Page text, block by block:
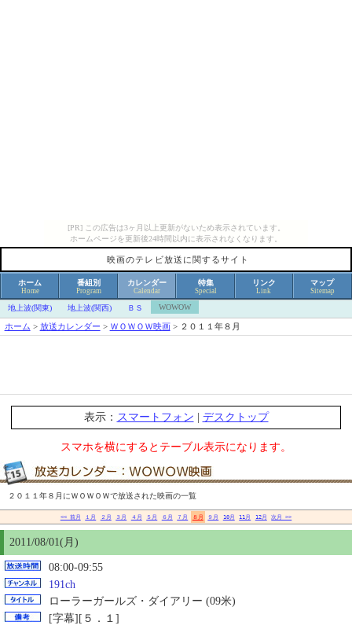
[PR] この広告は3ヶ月以上更新がないため表示されています。
ホームページを更新後24時間以内に表示されなくなります。
映画のテレビ放送に関するサイト
ホーム
Home
番組別
Program
カレンダー
Calendar
特集
Special
リンク
Link
マップ
Sitemap
地上波(関東) 地上波(関西) ＢＳ WOWOW
ホーム > 放送カレンダー > ＷＯＷＯＷ映画> ２０１１年８月
表示： スマートフォン デスクトップ
スマホを横にするとテーブル表示になります。
２０１１年８月にＷＯＷＯＷで放送された映画の一覧
<< 前月 １月 ２月 ３月 ４月 ５月 ６月 ７月 ８月 ９月 10月 11月 12月 次月 >>
2011/08/01(月)
08:00-09:55
191ch
ローラーガールズ・ダイアリー (09米)
[字幕][５．１]